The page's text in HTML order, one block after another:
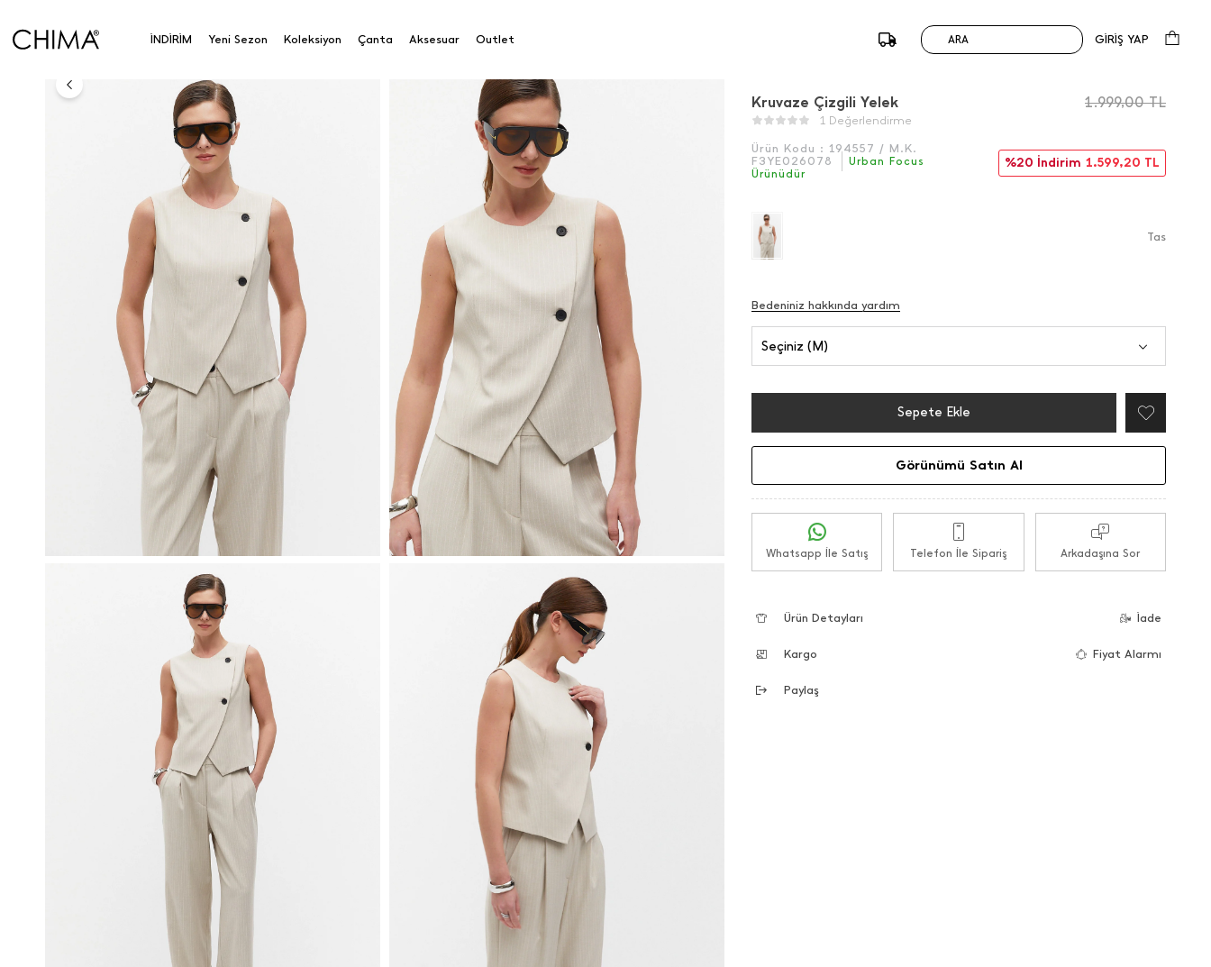
İNDİRİM Yeni Sezon Koleksiyon Çanta Aksesuar Outlet ARA GİRİŞ YAP
Anasayfa
Kruvaze Çizgili Yelek
1 Değerlendirme
Ürün Kodu : 194557 / M.K.
F3YE026078
Urban Focus
Ürünüdür
1.999,00TL
%20 İndirim 1.599,20 TL
Tas
Bedeniniz hakkında yardım
Seçiniz (M)
Sepete Ekle
Görünümü Satın Al
Whatsapp İle Satış Telefon İle Sipariş Arkadaşına Sor
Ürün Detayları İade
Kargo Fiyat Alarmı
Paylaş